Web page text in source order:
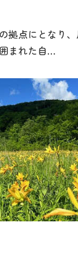
拠点にとなり
まれた自…